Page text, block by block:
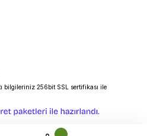
bilgileriniz 256bit SSL sertifikası ile
e-
paketleri